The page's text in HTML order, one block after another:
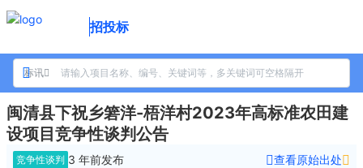
招投标
标讯
闽清县下祝乡箬洋-梧洋村2023年高标准农田建
设项目竞争性谈判公告
竞争性谈判 3 年前发布 查看原始出处